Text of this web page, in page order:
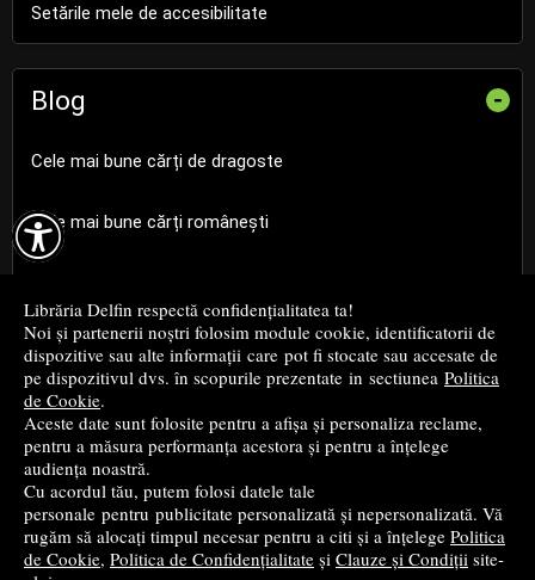

Librăria Delfin respectă confidențialitatea ta!
Noi și partenerii noștri folosim module cookie, identificatorii de
dispozitive sau alte informații care pot fi stocate sau accesate de
pe dispozitivul dvs. în scopurile prezentate in sectiunea Politica
de Cookie.
Aceste date sunt folosite pentru a afișa și personaliza reclame,
pentru a măsura performanța acestora și pentru a înțelege
audiența noastră.
Cu acordul tău, putem folosi datele tale
personale pentru publicitate personalizată și nepersonalizată. Vă
rugăm să alocați timpul necesar pentru a citi și a înțelege Politica
de Cookie, Politica de Confidențialitate și Clauze și Condiții site-
Setările mele de accesibilitate
Blog -
Cele mai bune cărți de dragoste
Cele mai bune cărți românești
Cele mai bune cărți de istorie
Top cărți beletristică
...toate știrile
© 2004 - 2026 Grup DZC SRL
Magazin onlinecreat de Vital Soft